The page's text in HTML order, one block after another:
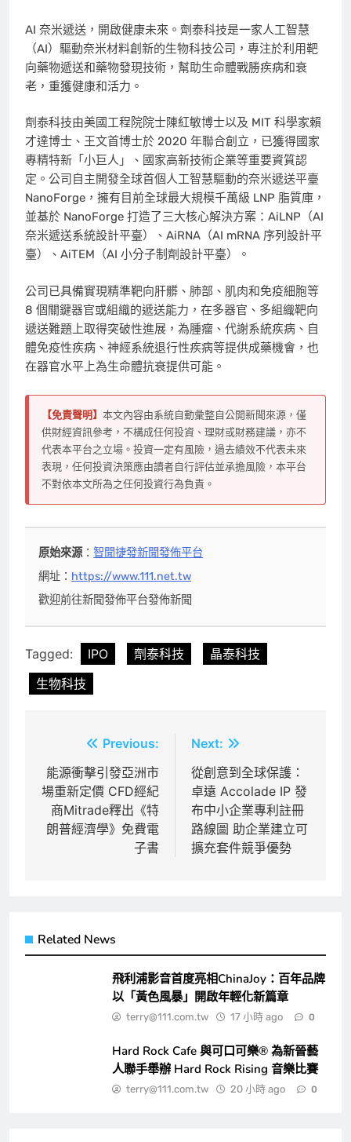
AI 奈米遞送，開啟健康未來。劑泰科技是一家人工智慧
（AI）驅動奈米材料創新的生物科技公司，專注於利用靶
向藥物遞送和藥物發現技術，幫助生命體戰勝疾病和衰
老，重獲健康和活力。
劑泰科技由美國工程院院士陳紅敏博士以及 MIT 科學家賴
才達博士、王文首博士於 2020 年聯合創立，已獲得國家
專精特新「小巨人」、國家高新技術企業等重要資質認
定。公司自主開發全球首個人工智慧驅動的奈米遞送平臺
NanoForge，擁有目前全球最大規模千萬級 LNP 脂質庫，
並基於 NanoForge 打造了三大核心解決方案：AiLNP（AI
奈米遞送系統設計平臺）、AiRNA（AI mRNA 序列設計平
臺）、AiTEM（AI 小分子制劑設計平臺）。
公司已具備實現精準靶向肝髒、肺部、肌肉和免疫細胞等
8 個關鍵器官或組織的遞送能力，在多器官、多組織靶向
遞送難題上取得突破性進展，為腫瘤、代謝系統疾病、自
體免疫性疾病、神經系統退行性疾病等提供成藥機會，也
在器官水平上為生命體抗衰提供可能。
【免責聲明】 本文內容由系統自動彙整自公開新聞來源，僅
供財經資訊參考，不構成任何投資、理財或財務建議，亦不
代表本平台之立場。投資一定有風險，過去績效不代表未來
表現，任何投資決策應由讀者自行評估並承擔風險，本平台
不對依本文所為之任何投資行為負責。
原始來源：智聞捷發新聞發佈平台
網址： https://www.111.net.tw
歡迎前往新聞發佈平台發佈新聞
Tagged: IPO 劑泰科技
晶泰科技
生物科技
章
導
覽
Previous:
能源衝擊引發亞洲市
場重新定價 CFD經紀
商Mitrade釋出《特
朗普經濟學》免費電
子書
Next:
從創意到全球保護：
卓遠 Accolade IP 發
布中小企業專利註冊
路線圖 助企業建立可
擴充套件競爭優勢
Related News
飛利浦影音首度亮相ChinaJoy：百年品牌
以「黃色風暴」開啟年輕化新篇章
terry@111.com.tw 17 小時 ago 0
Hard Rock Cafe 與可口可樂® 為新晉藝
人聯手舉辦 Hard Rock Rising 音樂比賽
terry@111.com.tw 20 小時 ago 0